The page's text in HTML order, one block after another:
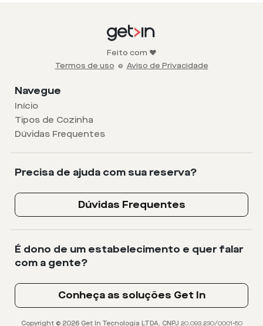
Feito com ❤️
Termos de uso e Aviso de Privacidade
Navegue
Início
Tipos de Cozinha
Dúvidas Frequentes
Precisa de ajuda com sua reserva?
Dúvidas Frequentes
É dono de um estabelecimento e quer falar
com a gente?
Conheça as soluções Get In
Copyright © 2026 Get In Tecnologia LTDA. CNPJ 20.093.230/0001-50